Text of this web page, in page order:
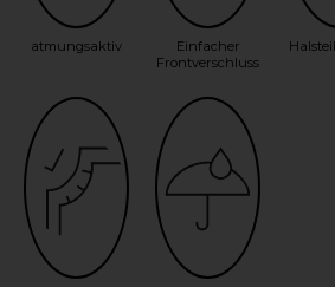
atmungsaktiv
Einfacher
Frontverschluss